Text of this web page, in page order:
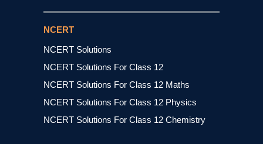
NCERT
NCERT Solutions
NCERT Solutions For Class 12
NCERT Solutions For Class 12 Maths
NCERT Solutions For Class 12 Physics
NCERT Solutions For Class 12 Chemistry